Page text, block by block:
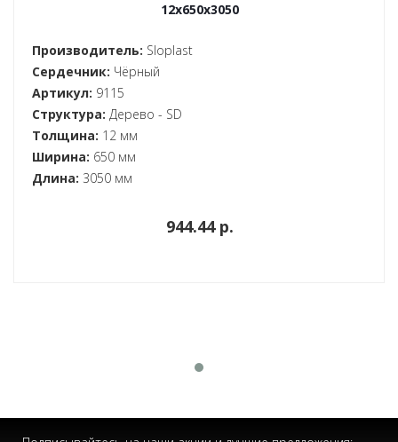
12x650x3050
Производитель: Sloplast
Сердечник: Чёрный
Артикул: 9115
Структура: Дерево - SD
Толщина: 12 мм
Ширина: 650 мм
Длина: 3050 мм
944.44 p.